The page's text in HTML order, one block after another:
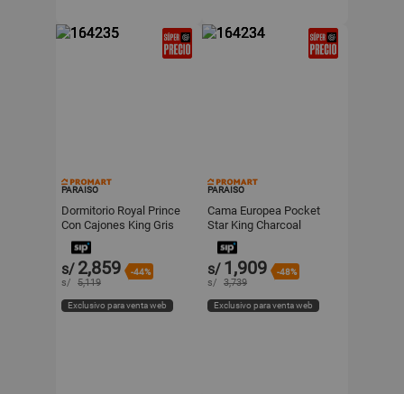
PARAISO
Dormitorio Royal Prince
Con Cajones King Gris
Paraiso
s/ 2,859 -44%
s/ 5,119
Exclusivo para venta web
PARAISO
Cama Europea Pocket
Star King Charcoal
Paraiso
s/ 1,909 -48%
s/ 3,739
Exclusivo para venta web